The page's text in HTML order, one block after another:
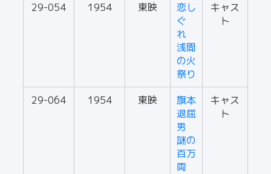
29-054 1954 東映
恋し
ぐ
れ
浅間
の火
祭り
キャス
ト
29-064 1954 東映
旗本
退屈
男
謎の
百万
両
キャス
ト